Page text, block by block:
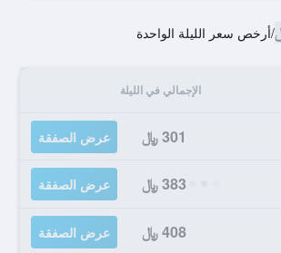
/أرخص سعر الليلة الواحدة
الإجمالي في الليلة
301 ﷼ عرض الصفقة
383 ﷼ عرض الصفقة
408 ﷼ عرض الصفقة